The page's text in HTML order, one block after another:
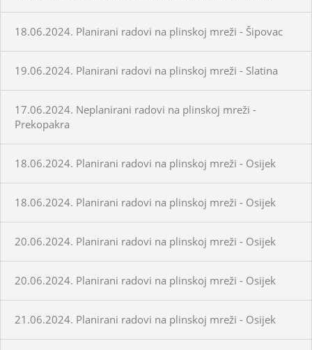
18.06.2024. Planirani radovi na plinskoj mreži - Šipovac
19.06.2024. Planirani radovi na plinskoj mreži - Slatina
17.06.2024. Neplanirani radovi na plinskoj mreži -
Prekopakra
18.06.2024. Planirani radovi na plinskoj mreži - Osijek
18.06.2024. Planirani radovi na plinskoj mreži - Osijek
20.06.2024. Planirani radovi na plinskoj mreži - Osijek
20.06.2024. Planirani radovi na plinskoj mreži - Osijek
21.06.2024. Planirani radovi na plinskoj mreži - Osijek